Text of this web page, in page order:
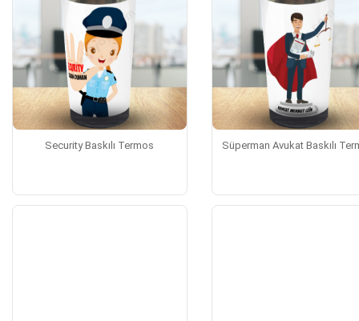
Security Baskılı Termos Süperman Avukat Baskılı